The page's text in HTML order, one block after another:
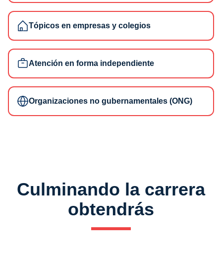
Tópicos en empresas y colegios
Atención en forma independiente
Organizaciones no gubernamentales (ONG)
Culminando la carrera
obtendrás